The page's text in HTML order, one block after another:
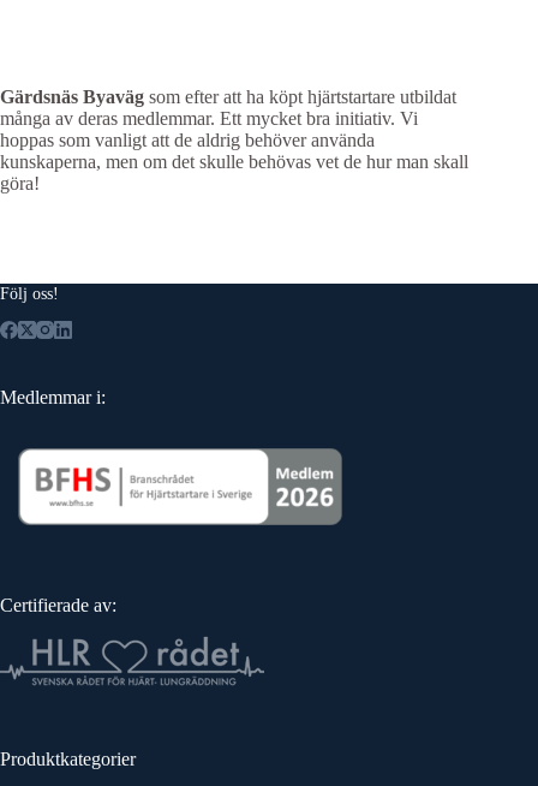
Gärdsnäs Byaväg som efter att ha köpt hjärtstartare utbildat
många av deras medlemmar. Ett mycket bra initiativ. Vi
hoppas som vanligt att de aldrig behöver använda
kunskaperna, men om det skulle behövas vet de hur man skall
göra!
Följ oss!
Medlemmar i:
Certifierade av:
Produktkategorier